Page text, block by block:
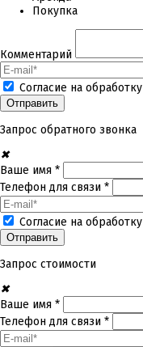
Покупка
Комментарий
Согласие на обработку
Запрос обратного звонка
✖
Ваше имя *
Телефон для связи *
Согласие на обработку
Запрос стоимости
✖
Ваше имя *
Телефон для связи *